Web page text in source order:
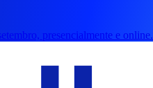
presencialmente e online.